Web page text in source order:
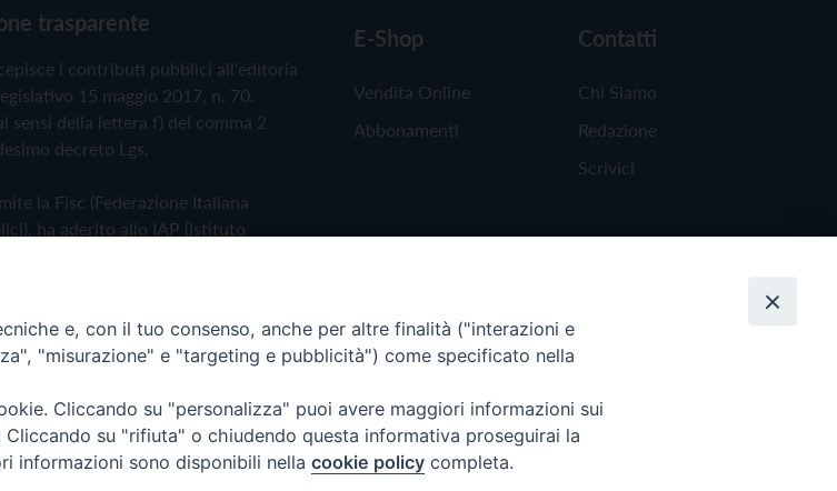
trasparente
i contributi pubblici all'editoria
15 maggio 2017, n. 70.
sensi della lettera f) del comma 2
decreto Lgs.
la Fisc (Federazione Italiana
ha aderito allo IAP (Istituto
Cookie Policy
E-Shop
Vendita Online
Abbonamenti
Contatti
Chi Siamo
Redazione
Scrivici
e, con il tuo consenso, anche per altre finalità ("interazioni e
"misurazione" e "targeting e pubblicità") come specificato nella
Cliccando su "personalizza" puoi avere maggiori informazioni sui
su "rifiuta" o chiudendo questa informativa proseguirai la
informazioni sono disponibili nella cookie policy completa.